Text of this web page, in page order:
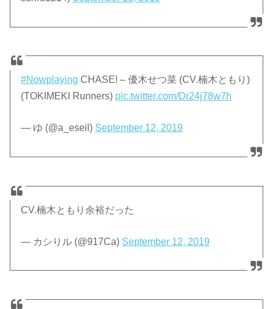
#Nowplaying CHASE! – 優木せつ菜 (CV.楠木ともり)
(TOKIMEKI Runners) pic.twitter.com/Dr24j78w7h
— ゆ (@a_eseil) September 12, 2019
CV.楠木ともり余裕だった
— カシりル (@917Ca) September 12, 2019